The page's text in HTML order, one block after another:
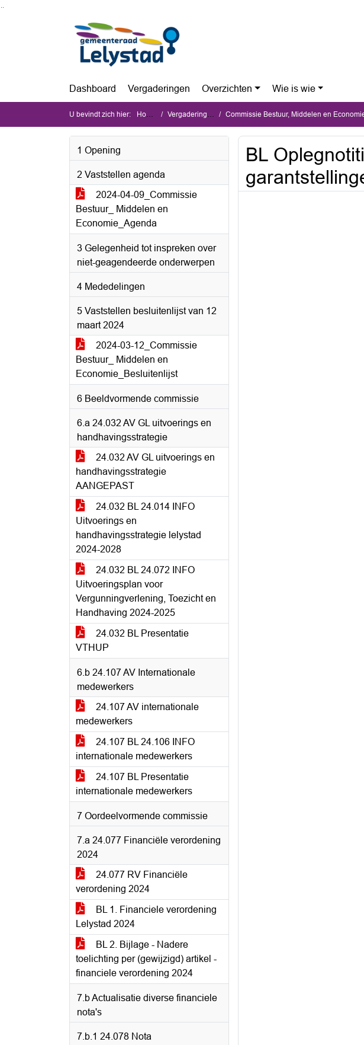
Dashboard Vergaderingen Overzichten Wie is wie
U bevindt zich hier: Home Vergaderingen Commissie Bestuur, Middelen en Economie
1 Opening
2 Vaststellen agenda
2024-04-09_Commissie
Bestuur_ Middelen en
Economie_Agenda
3 Gelegenheid tot inspreken over
niet-geagendeerde onderwerpen
4 Mededelingen
5 Vaststellen besluitenlijst van 12
maart 2024
2024-03-12_Commissie
Bestuur_ Middelen en
Economie_Besluitenlijst
6 Beeldvormende commissie
6.a 24.032 AV GL uitvoerings en
handhavingsstrategie
24.032 AV GL uitvoerings en
handhavingsstrategie
AANGEPAST
24.032 BL 24.014 INFO
Uitvoerings en
handhavingsstrategie lelystad
2024-2028
24.032 BL 24.072 INFO
Uitvoeringsplan voor
Vergunningverlening, Toezicht en
Handhaving 2024-2025
24.032 BL Presentatie
VTHUP
6.b 24.107 AV Internationale
medewerkers
24.107 AV internationale
medewerkers
24.107 BL 24.106 INFO
internationale medewerkers
24.107 BL Presentatie
internationale medewerkers
7 Oordeelvormende commissie
7.a 24.077 Financiële verordening
2024
24.077 RV Financiële
verordening 2024
BL 1. Financiele verordening
Lelystad 2024
BL 2. Bijlage - Nadere
toelichting per (gewijzigd) artikel -
financiele verordening 2024
7.b Actualisatie diverse financiele
nota's
7.b.1 24.078 Nota
BL